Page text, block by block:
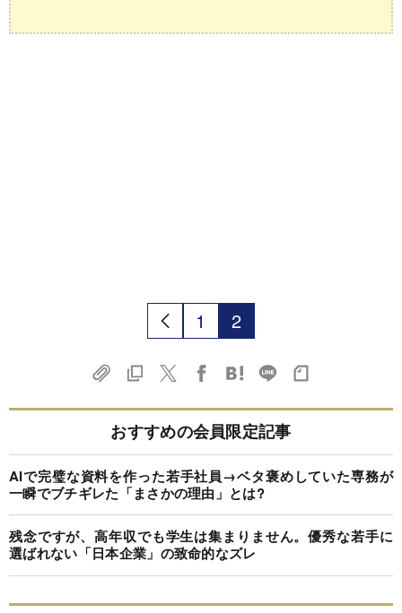
1 2
おすすめの会員限定記事
AIで完璧な資料を作った若手社員→ベタ褒めしていた専務が
一瞬でブチギレた「まさかの理由」とは?
残念ですが、高年収でも学生は集まりません。優秀な若手に
選ばれない「日本企業」の致命的なズレ